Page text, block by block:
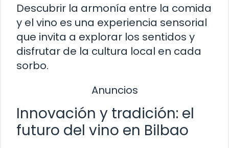
Descubrir la armonía entre la comida
y el vino es una experiencia sensorial
que invita a explorar los sentidos y
disfrutar de la cultura local en cada
sorbo.
Anuncios
Innovación y tradición: el
futuro del vino en Bilbao